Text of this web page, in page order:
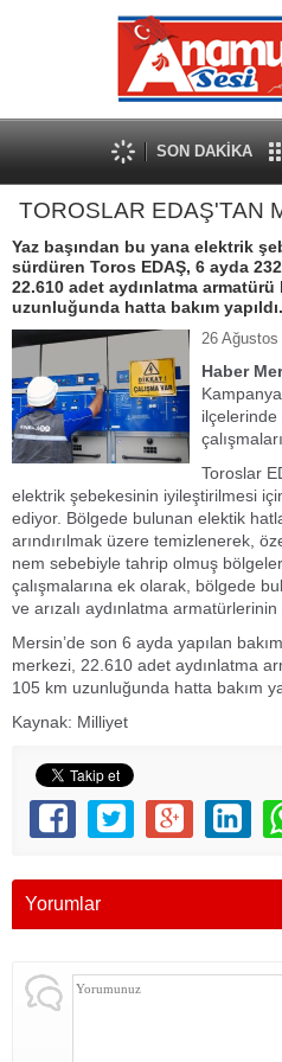
SON DAKİKA
TOROSLAR EDAŞ'TAN
Yaz başından bu yana elektrik
sürdüren Toros EDAŞ, 6 ayda
22.610 adet aydınlatma
uzunluğunda hatta bakım yapıldı.
26
Haber
ilçelerinde
Toroslar
elektrik şebekesinin iyileştirilmesi
ediyor. Bölgede bulunan elektik
arındırılmak üzere temizlenerek,
nem sebebiyle tahrip olmuş bölgeler
çalışmalarına ek olarak, bölgede
ve arızalı aydınlatma armatürlerinin
Mersin’de son 6 ayda yapılan
merkezi, 22.610 adet aydınlatma
105 km uzunluğunda hatta bakım
Kaynak: Milliyet
Yorumlar